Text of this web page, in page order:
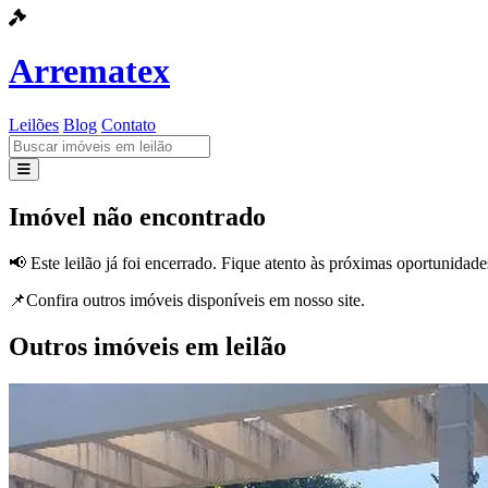
Arrematex
Leilões Blog Contato
Leilões
Contato
Imóvel não encontrado
📢 Este leilão já foi encerrado. Fique atento às próximas
📌Confira outros imóveis disponíveis em nosso site.
Outros imóveis em leilão